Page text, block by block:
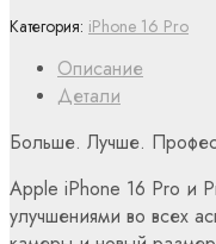
Описание
Детали
Больше. Лучше.
Apple iPhone 16 Pro и
улучшениями во всех
Категория: iPhone 16 Pro